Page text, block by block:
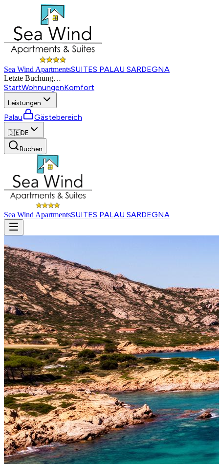
Sea Wind ApartmentsSUITES PALAU SARDEGNA
Letzte Buchung…
StartWohnungenKomfort
Leistungen
Palau Gästebereich
🇩🇪DE
Buchen
Sea Wind ApartmentsSUITES PALAU SARDEGNA